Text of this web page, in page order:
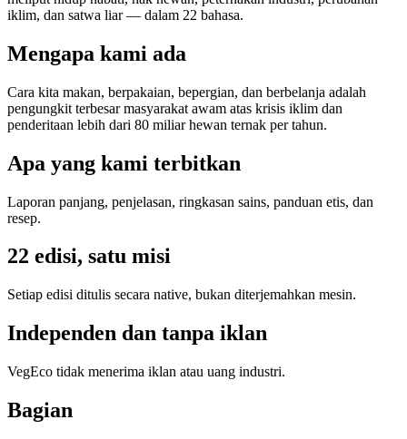
iklim, dan satwa liar — dalam 22 bahasa.
Mengapa kami ada
Cara kita makan, berpakaian, bepergian, dan berbelanja adalah
pengungkit terbesar masyarakat awam atas krisis iklim dan
penderitaan lebih dari 80 miliar hewan ternak per tahun.
Apa yang kami terbitkan
Laporan panjang, penjelasan, ringkasan sains, panduan etis, dan
resep.
22 edisi, satu misi
Setiap edisi ditulis secara native, bukan diterjemahkan mesin.
Independen dan tanpa iklan
VegEco tidak menerima iklan atau uang industri.
Bagian